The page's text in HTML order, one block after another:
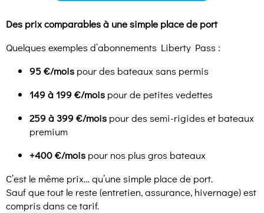
Des prix comparables à une simple place de port
Quelques exemples d’abonnements Liberty Pass :
95 €/mois pour des bateaux sans permis
149 à 199 €/mois pour de petites vedettes
259 à 399 €/mois pour des semi-rigides et bateaux
premium
+400 €/mois pour nos plus gros bateaux
C’est le même prix… qu’une simple place de port.
Sauf que tout le reste (entretien, assurance, hivernage) est
compris dans ce tarif.